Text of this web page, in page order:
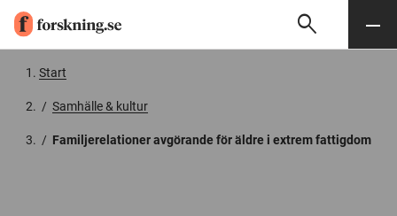
Söksearch Meny
Start
/ Samhälle & kultur
/ Familjerelationer avgörande för äldre i extrem fattigdom